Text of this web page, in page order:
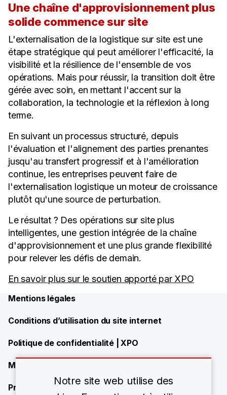
Une chaîne d'approvisionnement plus
solide commence sur site
L'externalisation de la logistique sur site est une
étape stratégique qui peut améliorer l'efficacité, la
visibilité et la résilience de l'ensemble de vos
opérations. Mais pour réussir, la transition doit être
gérée avec soin, en mettant l'accent sur la
collaboration, la technologie et la réflexion à long
terme.
En suivant un processus structuré, depuis
l'évaluation et l'alignement des parties prenantes
jusqu'au transfert progressif et à l'amélioration
continue, les entreprises peuvent faire de
l'externalisation logistique un moteur de croissance
plutôt qu'une source de perturbation.
Le résultat ? Des opérations sur site plus
intelligentes, une gestion intégrée de la chaîne
d'approvisionnement et une plus grande flexibilité
pour relever les défis de demain.
En savoir plus sur le soutien apporté par XPO
Mentions légales
Conditions d’utilisation du site internet
Politique de confidentialité | XPO
Modern Slavery Statement
Présence de XPO
Notre site web utilise des